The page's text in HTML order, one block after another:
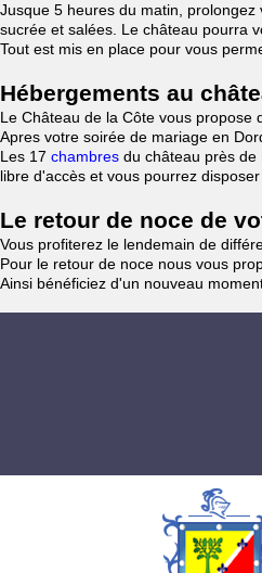
Jusque 5 heures du matin,
sucrée et salées. Le château pourra
Tout est mis en place pour vous
Hébergements au
Le Château de la Côte vous propose
Apres votre soirée de mariage en
Les 17 chambres du château près de
libre d'accès et vous pourrez
Le retour de noce de
Vous profiterez le lendemain de
Pour le retour de noce nous vous
Ainsi bénéficiez d'un nouveau